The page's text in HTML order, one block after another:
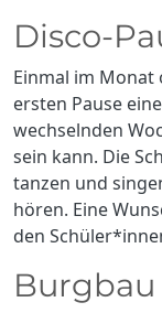
Disco-
Einmal im Monat
ersten Pause
wechselnden
sein kann. Die
tanzen und
hören. Eine
den
Burgbau